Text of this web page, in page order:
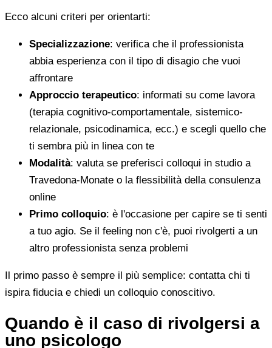
Ecco alcuni criteri per orientarti:
Specializzazione: verifica che il professionista
abbia esperienza con il tipo di disagio che vuoi
affrontare
Approccio terapeutico: informati su come lavora
(terapia cognitivo-comportamentale, sistemico-
relazionale, psicodinamica, ecc.) e scegli quello che
ti sembra più in linea con te
Modalità: valuta se preferisci colloqui in studio a
Travedona-Monate o la flessibilità della consulenza
online
Primo colloquio: è l'occasione per capire se ti senti
a tuo agio. Se il feeling non c'è, puoi rivolgerti a un
altro professionista senza problemi
Il primo passo è sempre il più semplice: contatta chi ti
ispira fiducia e chiedi un colloquio conoscitivo.
Quando è il caso di rivolgersi a
uno psicologo